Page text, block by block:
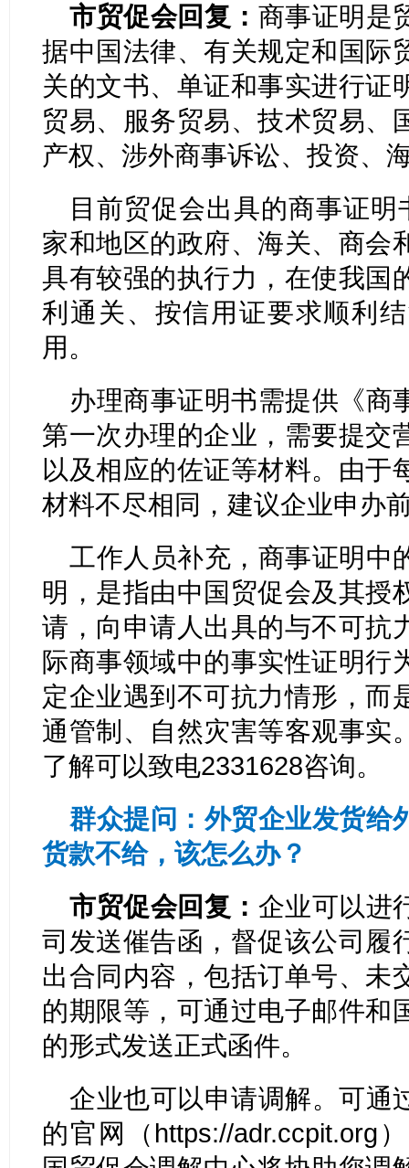
市贸促会回复： 商事证明是
据中国法律、有关规定和国际
关的文书、单证和事实进行证
贸易、服务贸易、技术贸易、
产权、涉外商事诉讼、投资、
目前贸促会出具的商事证
家和地区的政府、海关、商会
具有较强的执行力，在使我国
利通关、按信用证要求顺利
用。
办理商事证明书需提供《商
第一次办理的企业，需要提交
以及相应的佐证等材料。由于
材料不尽相同，建议企业申办
工作人员补充，商事证明中
明，是指由中国贸促会及其授
请，向申请人出具的与不可抗
际商事领域中的事实性证明行
定企业遇到不可抗力情形，而
通管制、自然灾害等客观事实
了解可以致电2331628咨询。
群众提问：外贸企业发货给
货款不给，该怎么办？
市贸促会回复： 企业可以进
司发送催告函，督促该公司履
出合同内容，包括订单号、未
的期限等，可通过电子邮件和
的形式发送正式函件。
企业也可以申请调解。可通
的官网（https://adr.ccpit.org